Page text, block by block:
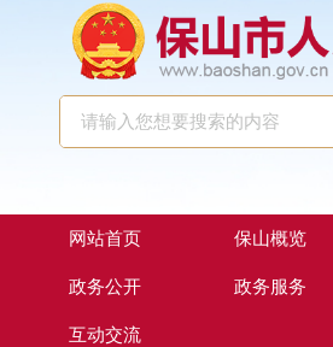
网站首页 保山概览
政务公开 政务服务
互动交流